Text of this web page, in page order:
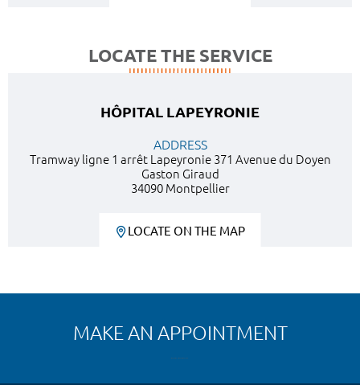
LOCATE THE SERVICE
HÔPITAL LAPEYRONIE
ADDRESS
Tramway ligne 1 arrêt Lapeyronie 371 Avenue du Doyen
Gaston Giraud
34090 Montpellier
LOCATE ON THE MAP
MAKE AN APPOINTMENT